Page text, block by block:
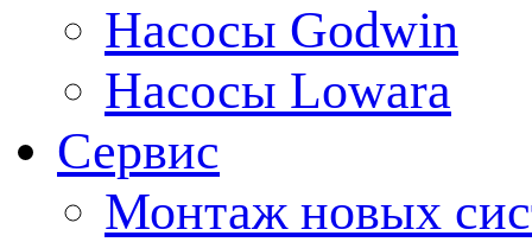
Насосы Godwin
Насосы Lowara
Сервис
Монтаж новых